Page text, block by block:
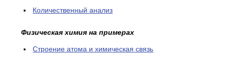
Количественный анализ
Физическая химия на примерах
Cтроение атома и химическая связь